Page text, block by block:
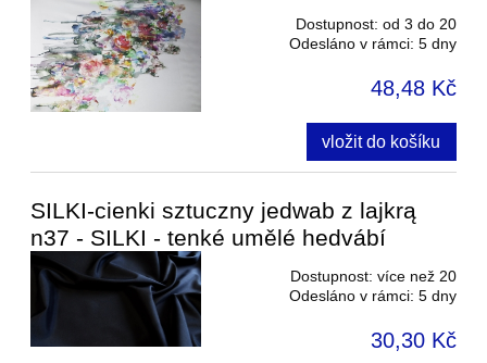
Dostupnost: od 3 do 20
Odesláno v rámci: 5 dny
48,48 Kč
vložit do košíku
SILKI-cienki sztuczny jedwab z lajkrą
n37 - SILKI - tenké umělé hedvábí
Dostupnost: více než 20
Odesláno v rámci: 5 dny
30,30 Kč